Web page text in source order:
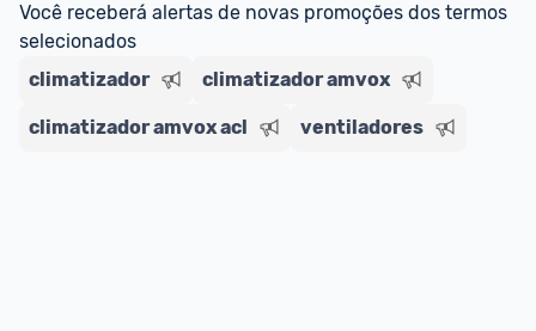
Você receberá alertas de novas promoções dos termos
selecionados
climatizador
climatizador amvox
climatizador amvox acl ventiladores